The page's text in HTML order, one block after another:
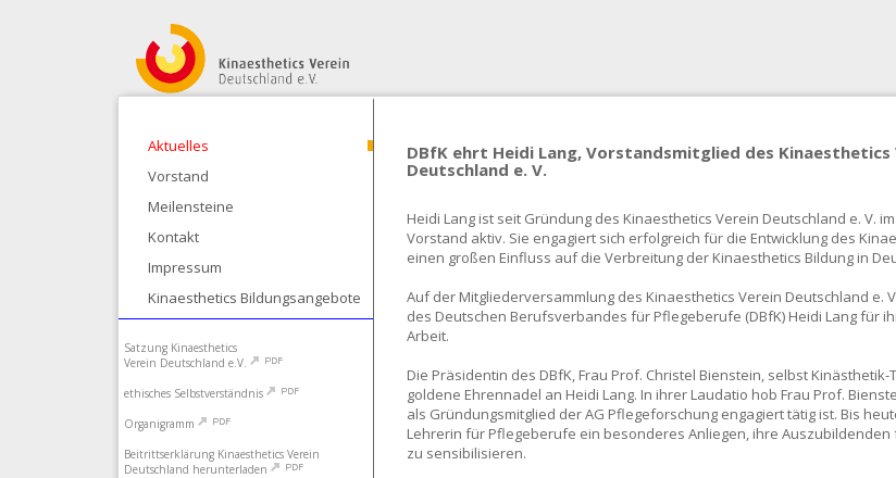
Aktuelles
Vorstand
Meilensteine
Kontakt
Impressum
Kinaesthetics Bildungsangebote
Satzung Kinaesthetics
Verein Deutschland e.V.
ethisches Selbstverständnis
Organigramm
Beitrittserklärung Kinaesthetics Verein
Deutschland herunterladen
DBfK ehrt Heidi Lang, Vorstandsmitglied des Kinaesthetics
Deutschland e. V.
Heidi Lang ist seit Gründung des Kinaesthetics Verein Deutschland e. V.
Vorstand aktiv. Sie engagiert sich erfolgreich für die Entwicklung des
einen großen Einfluss auf die Verbreitung der Kinaesthetics Bildung in
Auf der Mitgliederversammlung des Kinaesthetics Verein Deutschland e.
des Deutschen Berufsverbandes für Pflegeberufe (DBfK) Heidi Lang für
Arbeit.
Die Präsidentin des DBfK, Frau Prof. Christel Bienstein, selbst
goldene Ehrennadel an Heidi Lang. In ihrer Laudatio hob Frau Prof.
als Gründungsmitglied der AG Pflegeforschung engagiert tätig ist. Bis
Lehrerin für Pflegeberufe ein besonderes Anliegen, ihre
zu sensibilisieren.